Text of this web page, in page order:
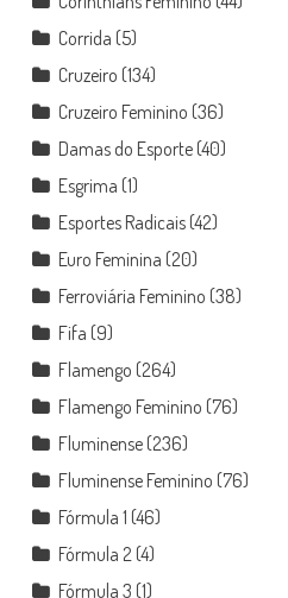
Corrida (5)
Cruzeiro (134)
Cruzeiro Feminino (36)
Damas do Esporte(40)
Esgrima (1)
Esportes Radicais(42)
Euro Feminina (20)
Ferroviária Feminino (38)
Fifa (9)
Flamengo (264)
Flamengo Feminino (76)
Fluminense(236)
Fluminense Feminino (76)
Fórmula 1 (46)
Fórmula 2 (4)
Fórmula 3 (1)